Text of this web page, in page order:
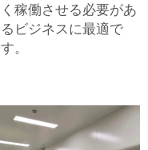
く稼働させる必要があ
るビジネスに最適で
す。